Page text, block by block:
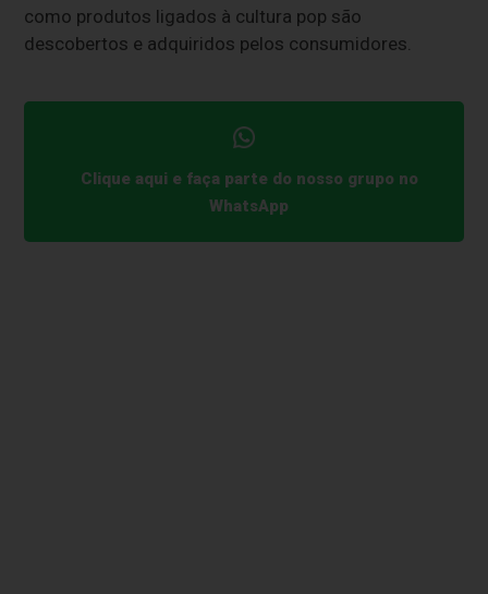
como produtos ligados à cultura pop são
descobertos e adquiridos pelos consumidores.
Clique aqui e faça parte do nosso grupo no
WhatsApp